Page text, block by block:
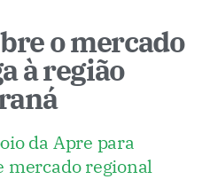
o mercado
à região
da Apre para
mercado regional